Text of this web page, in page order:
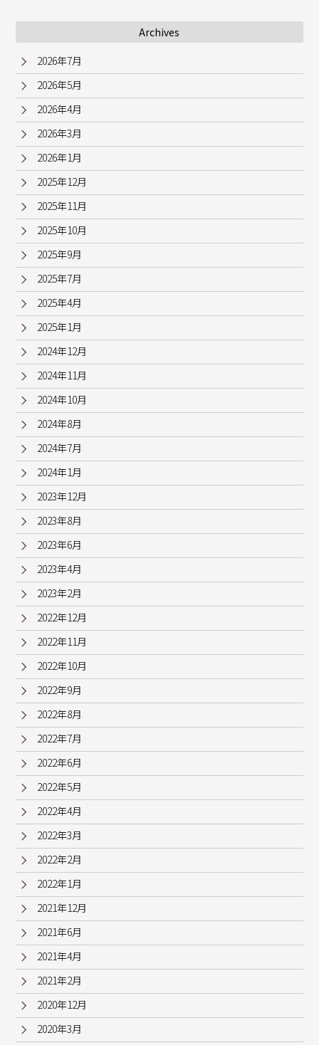
Archives
2026年7月
2026年5月
2026年4月
2026年3月
2026年1月
2025年12月
2025年11月
2025年10月
2025年9月
2025年7月
2025年4月
2025年1月
2024年12月
2024年11月
2024年10月
2024年8月
2024年7月
2024年1月
2023年12月
2023年8月
2023年6月
2023年4月
2023年2月
2022年12月
2022年11月
2022年10月
2022年9月
2022年8月
2022年7月
2022年6月
2022年5月
2022年4月
2022年3月
2022年2月
2022年1月
2021年12月
2021年6月
2021年4月
2021年2月
2020年12月
2020年3月